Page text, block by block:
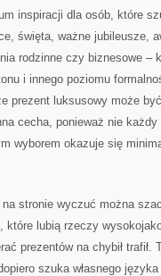
inspiracji dla osób, które
święta, ważne jubileusze,
rodzinne czy biznesowe
i innego poziomu
prezent luksusowy może
cecha, ponieważ nie
wyborem okazuje się
stronie wyczuć można
które lubią rzeczy
prezentów na chybił trafił.
szuka własnego